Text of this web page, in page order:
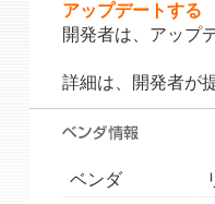
アップデートする
開発者は、アップ
詳細は、開発者が
ベンダ